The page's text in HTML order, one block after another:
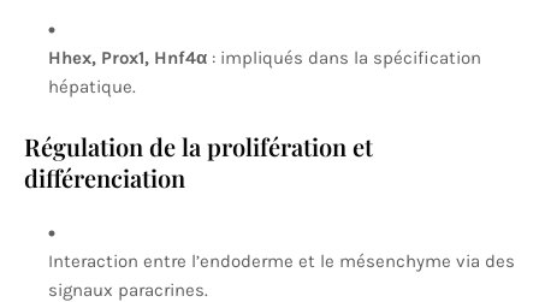
Hhex, Prox1, Hnf4α : impliqués dans la spécification
hépatique.
Régulation de la prolifération et
différenciation
Interaction entre l’endoderme et le mésenchyme via des
signaux paracrines.